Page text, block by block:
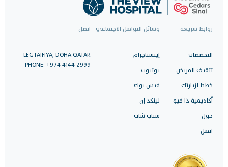
روابط سريعة
التخصصات
تثقيف المريض
خطط لزيارتك
أكاديمية ذا فيو
حول
اتصل
وسائل التواصل الاجتماعي
إينستاجرام
يوتيوب
فيس بوك
لينكد إن
سناب شات
اتصل
LEGTAIFIYA, DOHA QATAR
PHONE: +974 4144 2999